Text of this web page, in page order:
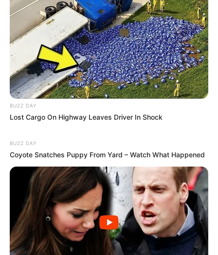
BUZZ DAY
Lost Cargo On Highway Leaves Driver In Shock
BUZZ DAY
Coyote Snatches Puppy From Yard – Watch What Happened